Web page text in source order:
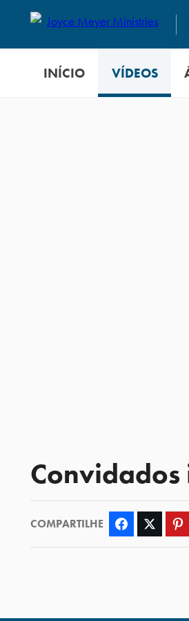
INÍCIO VÍDEOS
Convidados
COMPARTILHE Facebook Twitter